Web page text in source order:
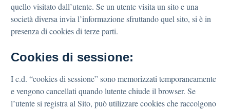
quello visitato dall’utente. Se un utente visita un sito e una
società diversa invia l’informazione sfruttando quel sito, si è in
presenza di cookies di terze parti.
Cookies di sessione:
I c.d. “cookies di sessione” sono memorizzati temporaneamente
e vengono cancellati quando lutente chiude il browser. Se
l’utente si registra al Sito, può utilizzare cookies che raccolgono